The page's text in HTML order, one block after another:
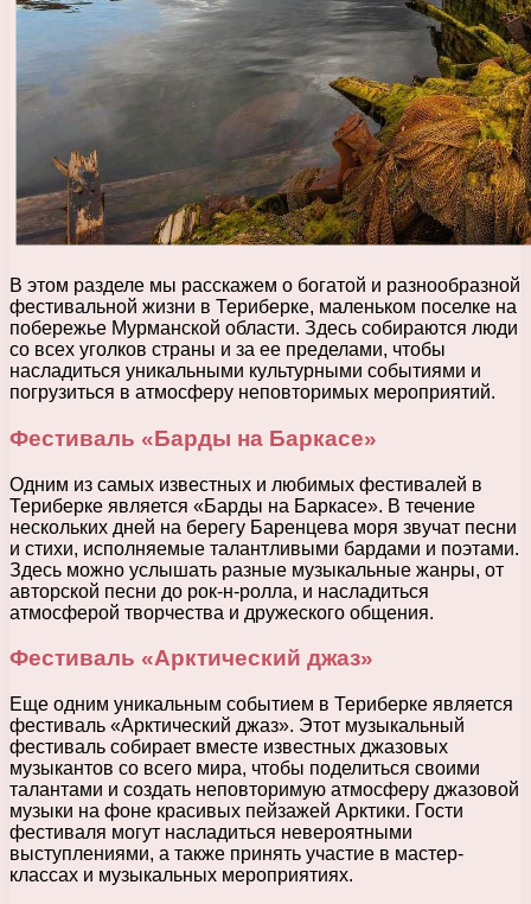
В этом разделе мы расскажем о богатой и разнообразной
фестивальной жизни в Териберке, маленьком поселке на
побережье Мурманской области. Здесь собираются люди
со всех уголков страны и за ее пределами, чтобы
насладиться уникальными культурными событиями и
погрузиться в атмосферу неповторимых мероприятий.
Фестиваль «Барды на Баркасе»
Одним из самых известных и любимых фестивалей в
Териберке является «Барды на Баркасе». В течение
нескольких дней на берегу Баренцева моря звучат песни
и стихи, исполняемые талантливыми бардами и поэтами.
Здесь можно услышать разные музыкальные жанры, от
авторской песни до рок-н-ролла, и насладиться
атмосферой творчества и дружеского общения.
Фестиваль «Арктический джаз»
Еще одним уникальным событием в Териберке является
фестиваль «Арктический джаз». Этот музыкальный
фестиваль собирает вместе известных джазовых
музыкантов со всего мира, чтобы поделиться своими
талантами и создать неповторимую атмосферу джазовой
музыки на фоне красивых пейзажей Арктики. Гости
фестиваля могут насладиться невероятными
выступлениями, а также принять участие в мастер-
классах и музыкальных мероприятиях.